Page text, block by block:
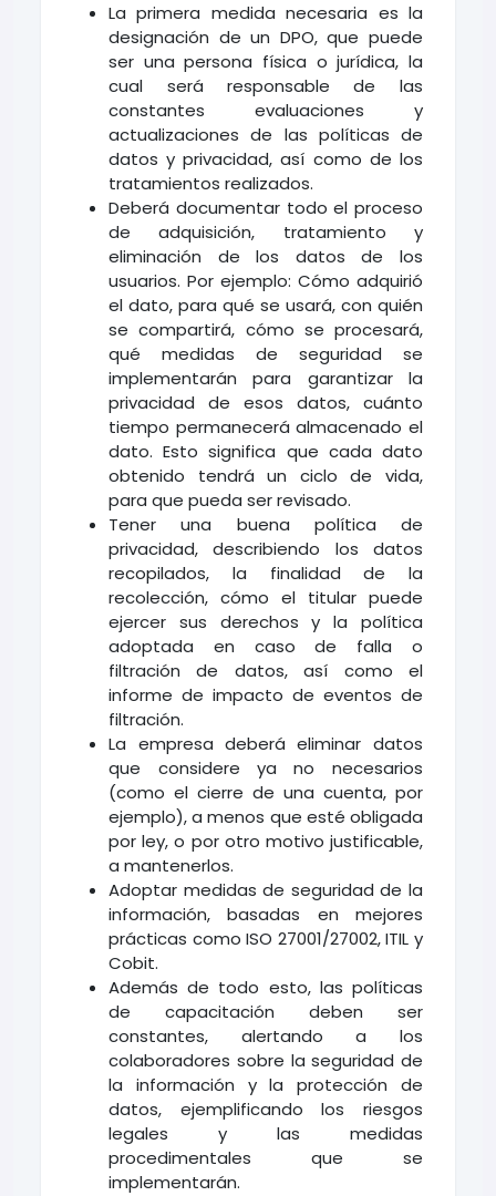
La primera medida necesaria es la
designación de un DPO, que puede
ser una persona física o jurídica, la
cual será responsable de las
constantes evaluaciones y
actualizaciones de las políticas de
datos y privacidad, así como de los
tratamientos realizados.
Deberá documentar todo el proceso
de adquisición, tratamiento y
eliminación de los datos de los
usuarios. Por ejemplo: Cómo adquirió
el dato, para qué se usará, con quién
se compartirá, cómo se procesará,
qué medidas de seguridad se
implementarán para garantizar la
privacidad de esos datos, cuánto
tiempo permanecerá almacenado el
dato. Esto significa que cada dato
obtenido tendrá un ciclo de vida,
para que pueda ser revisado.
Tener una buena política de
privacidad, describiendo los datos
recopilados, la finalidad de la
recolección, cómo el titular puede
ejercer sus derechos y la política
adoptada en caso de falla o
filtración de datos, así como el
informe de impacto de eventos de
filtración.
La empresa deberá eliminar datos
que considere ya no necesarios
(como el cierre de una cuenta, por
ejemplo), a menos que esté obligada
por ley, o por otro motivo justificable,
a mantenerlos.
Adoptar medidas de seguridad de la
información, basadas en mejores
prácticas como ISO 27001/27002, ITIL y
Cobit.
Además de todo esto, las políticas
de capacitación deben ser
constantes, alertando a los
colaboradores sobre la seguridad de
la información y la protección de
datos, ejemplificando los riesgos
legales y las medidas
procedimentales que se
implementarán.